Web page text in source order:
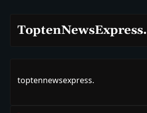
ToptenNewsExpress.
toptennewsexpress.